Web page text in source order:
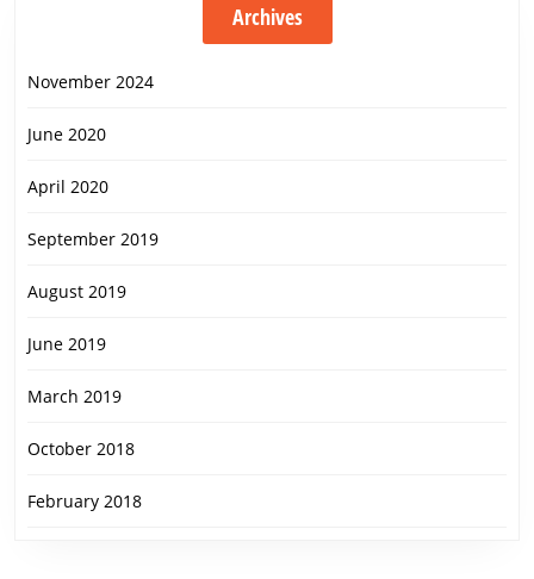
Archives
November 2024
June 2020
April 2020
September 2019
August 2019
June 2019
March 2019
October 2018
February 2018